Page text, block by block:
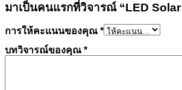
มาเป็นคนแรกที่วิจารณ์ “LED Solar
การให้คะแนนของคุณ *
บทวิจารณ์ของคุณ *